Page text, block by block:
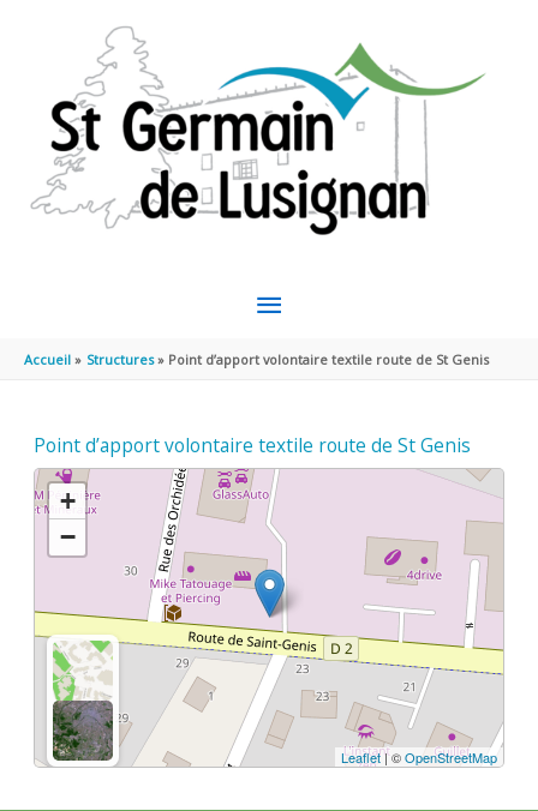
MENU
PRINCIPAL
Accueil Structures Point d’apport volontaire textile route de St Genis
Point d’apport volontaire textile route de St Genis
+
−
Leaflet| ©OpenStreetMap